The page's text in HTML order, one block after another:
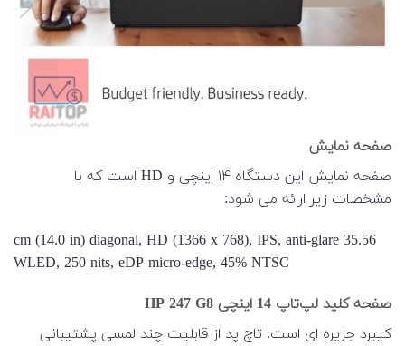
صفحه نمایش
صفحه نمایش این دستگاه ۱۴ اینچی و HD است که با
مشخصات زیر ارائه می شود:
35.56 cm (14.0 in) diagonal, HD (1366 x 768), IPS, anti-glare
WLED, 250 nits, eDP micro-edge, 45% NTSC
صفحه کلید لپ‌تاپ 14 اینچی HP 247 G8
کیبرد جزیره ای است. تاچ پد از قابلیت چند لمسی پشتیبانی